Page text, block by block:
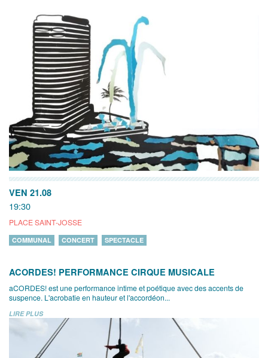
VEN 21.08
19:30
PLACE SAINT-JOSSE
COMMUNAL CONCERT SPECTACLE
ACORDES! PERFORMANCE CIRQUE MUSICALE
aCORDES! est une performance intime et poétique avec des accents de
suspence. L'acrobatie en hauteur et l'accordéon...
LIRE PLUS